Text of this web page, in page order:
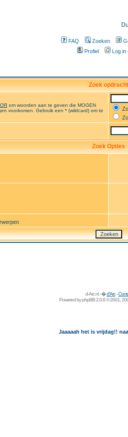
FAQ Zoeken
Profiel
Log in
Zoek opdracht
OR om woorden aan te geven die MOGEN
voorkomen. Gebruik een * (wildcard) om te
Zoek Opties
d-Arc.nl - �d'Arc-
Powered byphpBB2.0.6 © 2001,
Jaaaaah het is vrijdag!!